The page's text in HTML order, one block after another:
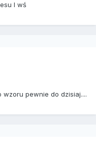
I wś
wzoru pewnie do dzisiaj....